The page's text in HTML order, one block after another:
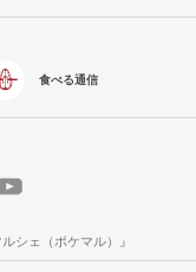
食べる通信
シェ（ポケマル）』